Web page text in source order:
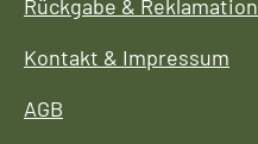
Rückgabe & Reklamation
Kontakt & Impressum
AGB